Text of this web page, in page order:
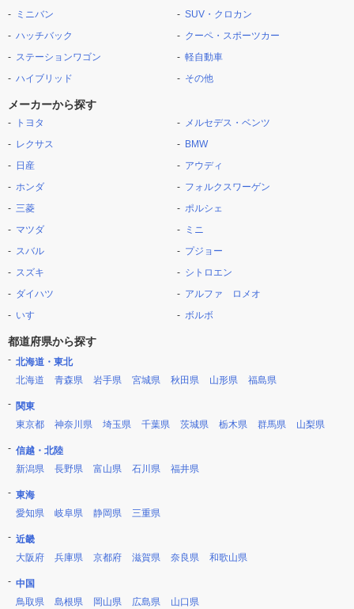
ミニバン
ハッチバック
ステーションワゴン
ハイブリッド
SUV・クロカン
クーペ・スポーツカー
軽自動車
その他
メーカーから探す
トヨタ
レクサス
日産
ホンダ
三菱
マツダ
スバル
スズキ
ダイハツ
いすゞ
メルセデス・ベンツ
BMW
アウディ
フォルクスワーゲン
ポルシェ
ミニ
プジョー
シトロエン
アルファ ロメオ
ボルボ
都道府県から探す
北海道・東北
北海道
青森県 岩手県 宮城県 秋田県 山形県 福島県
関東
東京都
神奈川県 埼玉県 千葉県 茨城県 栃木県 群馬県 山梨県
信越・北陸
新潟県
長野県 富山県 石川県 福井県
東海
愛知県
岐阜県 静岡県 三重県
近畿
大阪府
兵庫県 京都府 滋賀県 奈良県 和歌山県
中国
鳥取県
島根県 岡山県 広島県 山口県